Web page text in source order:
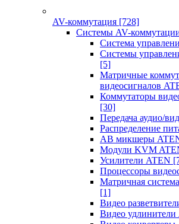
AV-коммутация [728]
Системы AV-
Система
Системы
[5]
Матричные
видеосигналов
Коммутаторы
[30]
Передача аудио/
Распределение
АВ микшеры
Модули KVM
Усилители ATEN
Процессоры
Матричная
[1]
Видео
Видео удлинители